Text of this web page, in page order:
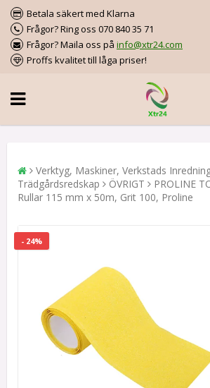
Betala säkert med Klarna
Frågor? Ring oss 070 840 35 71
Frågor? Maila oss på info@xtr24.com
Proffs kvalitet till låga priser!
Verktyg, Maskiner, Verkstads
Trädgårdsredskap
ÖVRIGT
PROLINE
Rullar 115 mm x 50m, Grit 100, Proline
- 24%